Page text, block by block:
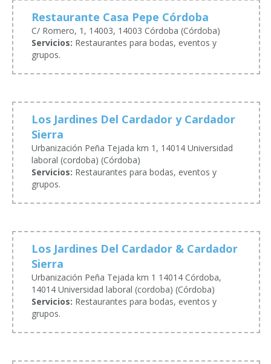
Restaurante Casa Pepe Córdoba
C/ Romero, 1, 14003, 14003 Córdoba (Córdoba)
Servicios: Restaurantes para bodas, eventos y
grupos.
Los Jardines Del Cardador y Cardador
Sierra
Urbanización Peña Tejada km 1, 14014 Universidad
laboral (cordoba) (Córdoba)
Servicios: Restaurantes para bodas, eventos y
grupos.
Los Jardines Del Cardador & Cardador
Sierra
Urbanización Peña Tejada km 1 14014 Córdoba,
14014 Universidad laboral (cordoba) (Córdoba)
Servicios: Restaurantes para bodas, eventos y
grupos.